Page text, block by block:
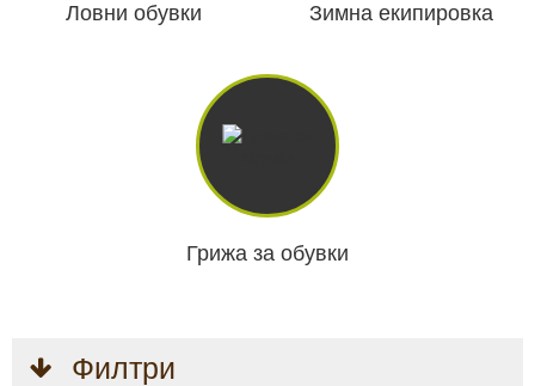
ЕКШЪН
ЗАРЯДНИ
ПОДАРЪЦИПРОДУКТИ
Ловно облекло
Безопастност и
сигурност
Боди камери и екшън
Соларни панели и
Ловни обувки Зимна екипировка
Грижа за обувки
Филтри